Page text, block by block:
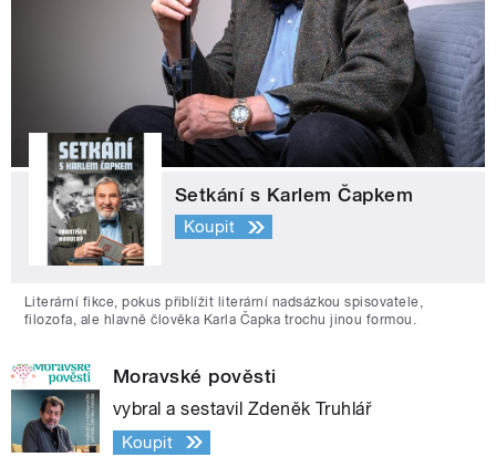
Setkání s Karlem Čapkem
Koupit
Literární fikce, pokus přiblížit literární nadsázkou spisovatele,
filozofa, ale hlavně člověka Karla Čapka trochu jinou formou.
Moravské pověsti
vybral a sestavil Zdeněk Truhlář
Koupit